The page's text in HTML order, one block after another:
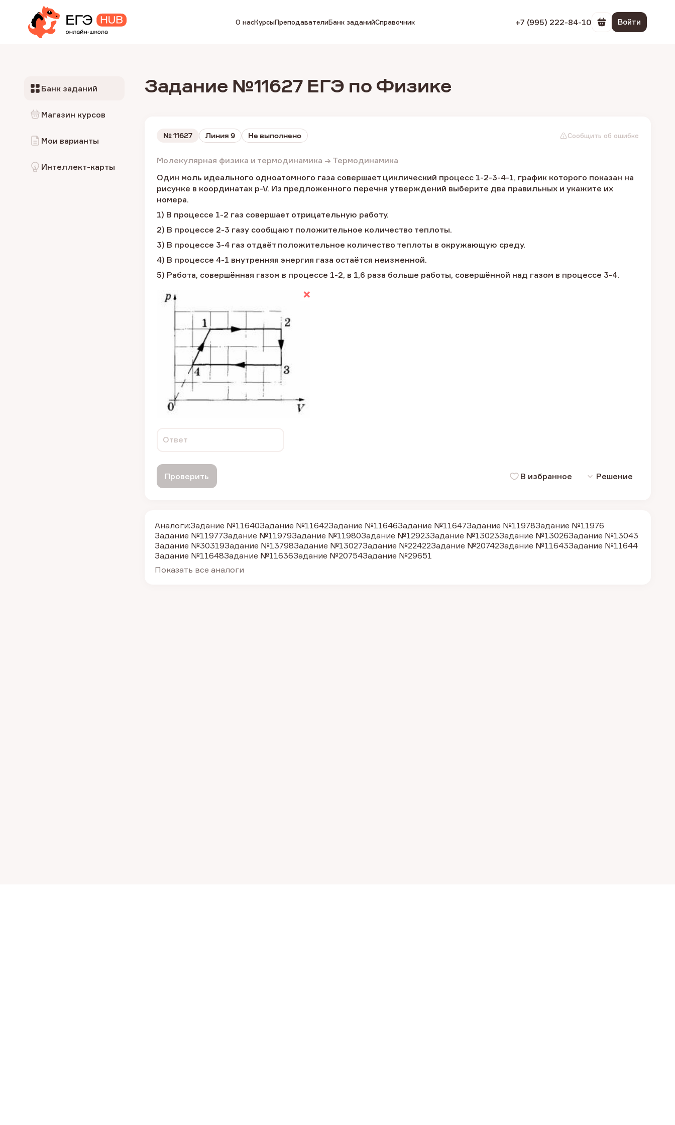
О насКурсыПреподавателиБанк заданийСправочник +7 (995) 222-84-10 Перейти в
Войти
Банк заданий
Магазин курсов
Мои варианты
Интеллект-карты
Задание №11627 ЕГЭ по Физике
№11627 Линия 9 Не выполнено Сообщить об ошибке
Молекулярная физика и термодинамика → Термодинамика
Один моль идеального одноатомного газа совершает циклический процесс 1-2-3-4-1, график которого показан на
рисунке в координатах p-V. Из предложенного перечня утверждений выберите два правильных и укажите их
номера.
1) В процессе 1-2 газ совершает отрицательную работу.
2) В процессе 2-3 газу сообщают положительное количество теплоты.
3) В процессе 3-4 газ отдаёт положительное количество теплоты в окружающую среду.
4) В процессе 4-1 внутренняя энергия газа остаётся неизменной.
5) Работа, совершённая газом в процессе 1-2, в 1,6 раза больше работы, совершённой над газом в процессе 3-4.
Ответ
Проверить В избранное Решение
Аналоги:Задание №11640Задание №11642Задание №11646Задание №11647Задание №11978Задание №11976
Задание №11977Задание №11979Задание №11980Задание №12923Задание №13023Задание №13026Задание №13043
Задание №30319Задание №13798Задание №13027Задание №22422Задание №20742Задание №11643Задание №11644
Задание №11648Задание №11636Задание №20754Задание №29651
Показать все аналоги